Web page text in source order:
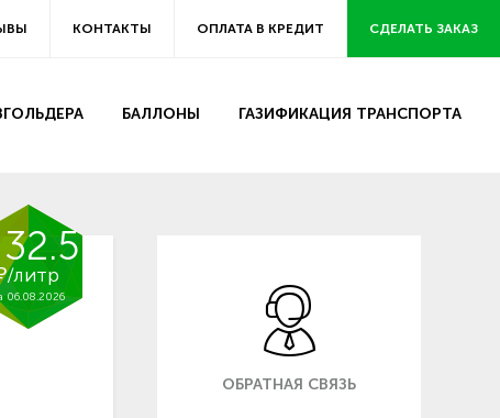
КОНТАКТЫ ОПЛАТА В КРЕДИТ СДЕЛАТЬ ЗАКАЗ
БАЛЛОНЫ ГАЗИФИКАЦИЯ ТРАНСПОРТА
32.5
литр
06.08.2026
ОБРАТНАЯ СВЯЗЬ